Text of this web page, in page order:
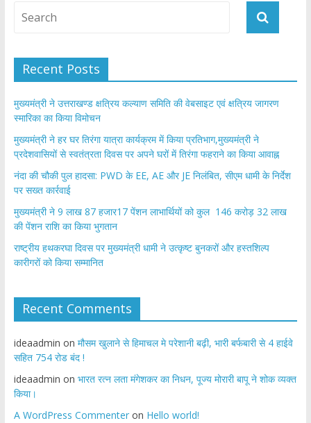
o
Recent Posts
मुख्यमंत्री ने उत्तराखण्ड क्षत्रिय कल्याण समिति की वेबसाइट एवं क्षत्रिय जागरण
स्मारिका का किया विमोचन
मुख्यमंत्री ने हर घर तिरंगा यात्रा कार्यक्रम में किया प्रतिभाग,मुख्यमंत्री ने
प्रदेशवासियों से स्वतंत्रता दिवस पर अपने घरों में तिरंगा फहराने का किया आवाह्न
नंदा की चौकी पुल हादसा: PWD के EE, AE और JE निलंबित, सीएम धामी के निर्देश
पर सख्त कार्रवाई
मुख्यमंत्री ने 9 लाख 87 हजार17 पेंशन लाभार्थियों को कुल 146 करोड़ 32 लाख
की पेंशन राशि का किया भुगतान
राष्ट्रीय हथकरघा दिवस पर मुख्यमंत्री धामी ने उत्कृष्ट बुनकरों और हस्तशिल्प
कारीगरों को किया सम्मानित
Recent Comments
ideaadmin on मौसम खुलाने से हिमाचल मे परेशानी बढ़ी, भारी बर्फबारी से 4 हाईवे
सहित 754 रोड बंद !
ideaadmin on भारत रत्न लता मंगेशकर का निधन, पूज्य मोरारी बापू ने शोक व्यक्त
किया।
A WordPress Commenteron Hello world!